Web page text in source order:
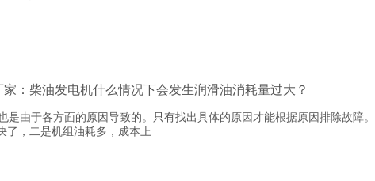
：柴油发电机什么情况下会发生润滑油消耗量过大？
由于各方面的原因导致的。只有找出具体的原因才能根据原因排除故障
了，二是机组油耗多，成本上